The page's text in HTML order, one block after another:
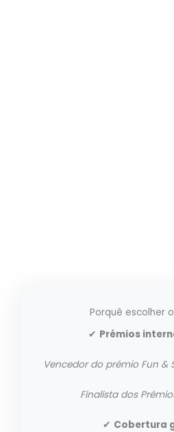
Porquê escolher
✔ Prémios
Vencedor do prémio Fun &
Finalista dos
✔ Cobertura